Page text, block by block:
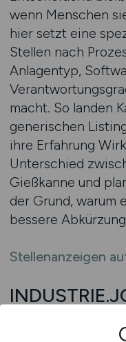
wenn Menschen
hier setzt eine
Stellen nach
Anlagentyp,
macht. So landen
generischen
ihre Erfahrung
Unterschied
Gießkanne und
der Grund, warum
bessere
Stellenanzeigen